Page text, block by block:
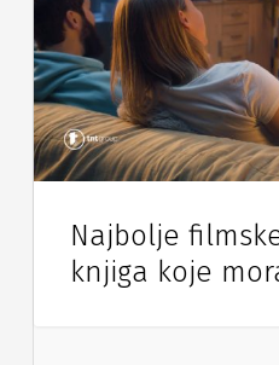
Najbolje
knjiga koje